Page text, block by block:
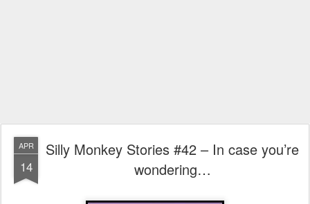
APR
14
Silly Monkey Stories #42 – In case you’re
wondering…